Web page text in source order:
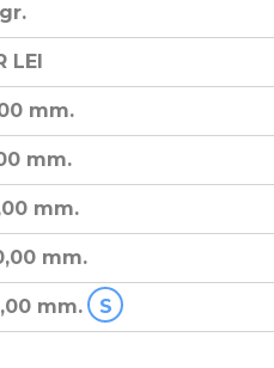
LEI
mm.
mm.
mm.
mm.
mm. S